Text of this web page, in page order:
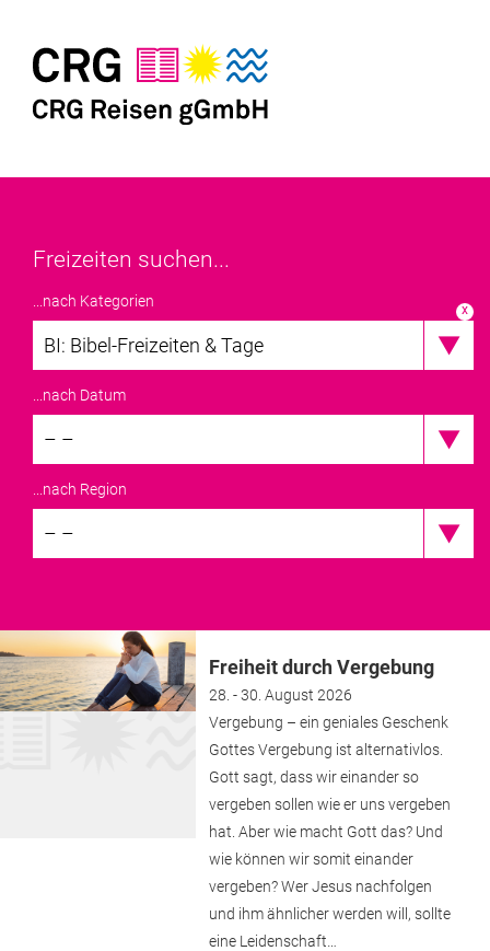
Freizeiten suchen...
...nach Kategorien x
BI: Bibel-Freizeiten & Tage
...nach Datum
– –
...nach Region
– –
Freiheit durch Vergebung
28. - 30. August 2026
Vergebung – ein geniales Geschenk
Gottes Vergebung ist alternativlos.
Gott sagt, dass wir einander so
vergeben sollen wie er uns vergeben
hat. Aber wie macht Gott das? Und
wie können wir somit einander
vergeben? Wer Jesus nachfolgen
und ihm ähnlicher werden will, sollte
eine Leidenschaft…